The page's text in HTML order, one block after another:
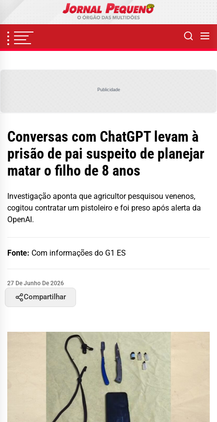
content
Publicidade
Conversas com ChatGPT levam à
prisão de pai suspeito de planejar
matar o filho de 8 anos
Investigação aponta que agricultor pesquisou venenos,
cogitou contratar um pistoleiro e foi preso após alerta da
OpenAI.
Fonte: Com informações do G1 ES
27 De Junho De 2026
Compartilhar